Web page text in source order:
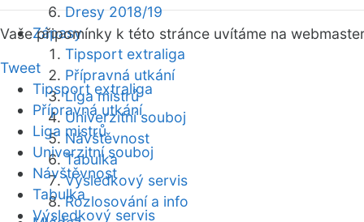
Dresy 2018/19
Zápasy
Tipsport extraliga
Přípravná utkání
Liga mistrů
Univerzitní souboj
Návštěvnost
Tabulka
Výsledkový servis
Rozlosování a info
Vaše připomínky k této stránce uvítáme na webmaster
Tweet
Tipsport extraliga
Přípravná utkání
Liga mistrů
Univerzitní souboj
Návštěvnost
Tabulka
Výsledkový servis